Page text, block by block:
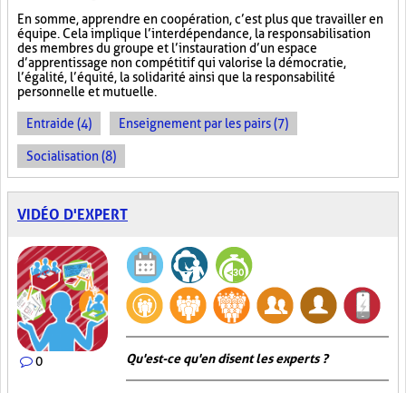
En somme, apprendre en coopération, c’est plus que travailler en
équipe. Cela implique l’interdépendance, la responsabilisation
des membres du groupe et l’instauration d’un espace
d’apprentissage non compétitif qui valorise la démocratie,
l’égalité, l’équité, la solidarité ainsi que la responsabilité
personnelle et mutuelle.
Entraide (4) Enseignement par les pairs (7)
Socialisation (8)
VIDÉO D'EXPERT
0 Qu'est-ce qu'en disent les experts ?